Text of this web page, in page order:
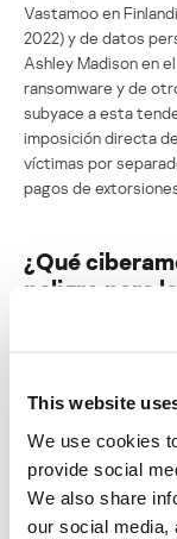
This website
We use cookies
provide social
We also share
our social media,
Vastamoo en
2022) y de datos
Ashley Madison en
ransomware y de
subyace a esta
imposición directa
víctimas por
pagos de
¿Qué
peligro para
,
Como la situación
de fraudes se
Además, se
noticias falsas con IA.